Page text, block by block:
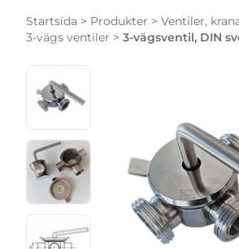
Startsida > Produkter > Ventiler,
3-vägs ventiler > 3-vägsventil, DIN